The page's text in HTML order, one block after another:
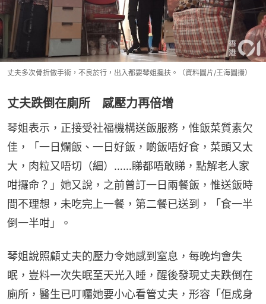
丈夫多次骨折做手術，不良於行，出入都要琴姐攙扶。（資料圖片/王海圖攝）
丈夫跌倒在廁所 感壓力再倍增
琴姐表示，正接受社福機構送飯服務，惟飯菜質素欠
佳，「一日爛飯、一日好飯，啲飯唔好食，菜頭又太
大，肉粒又唔切（細）……睇都唔敢睇，點解老人家
咁攞命？」她又說，之前曾訂一日兩餐飯，惟送飯時
間不理想，未吃完上一餐，第二餐已送到，「食一半
倒一半咁」。
琴姐說照顧丈夫的壓力令她感到窒息，每晚均會失
眠，豈料一次失眠至天光入睡，醒後發現丈夫跌倒在
廁所，醫生已叮囑她要小心看管丈夫，形容「佢成身